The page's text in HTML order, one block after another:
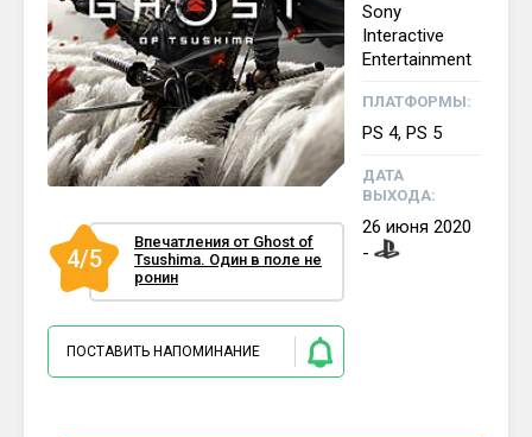
4/5
Впечатления от Ghost of
Tsushima. Один в поле не
ронин
ПОСТАВИТЬ НАПОМИНАНИЕ
Sony
Interactive
Entertainment
ПЛАТФОРМЫ:
PS 4, PS 5
ДАТА
ВЫХОДА:
26 июня 2020
-